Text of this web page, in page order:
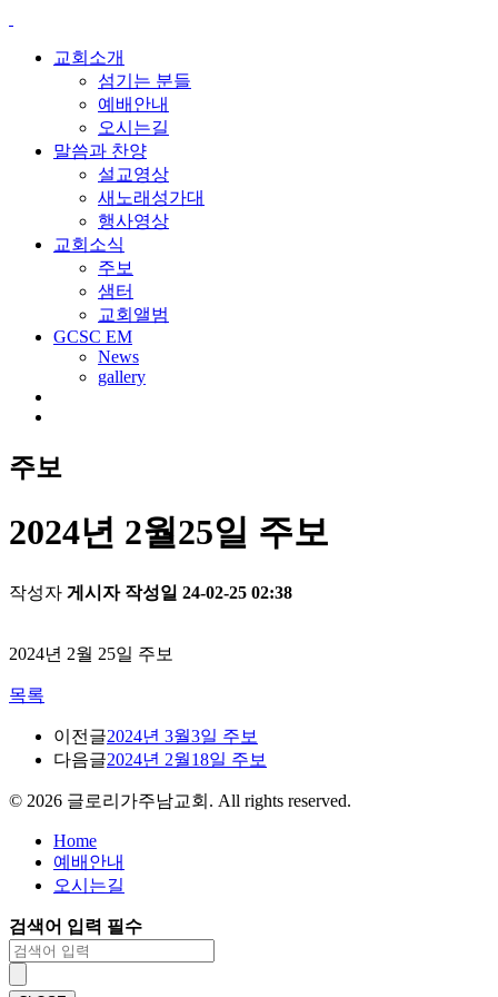
교회소개
섬기는 분들
예배안내
오시는길
말씀과 찬양
설교영상
새노래성가대
행사영상
교회소식
주보
샘터
교회앨범
GCSC EM
News
gallery
주보
2024년 2월25일 주보
작성자 게시자 작성일 24-02-25 02:38
2024년 2월 25일 주보
목록
이전글2024년 3월3일 주보
다음글2024년 2월18일 주보
© 2026 글로리가주남교회. All rights reserved.
Home
예배안내
오시는길
검색어 입력 필수